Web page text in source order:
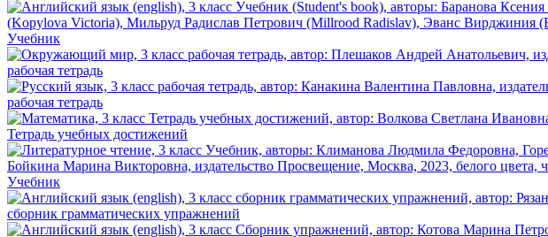
Учебник
рабочая тетрадь
рабочая тетрадь
Тетрадь учебных достижений
Учебник
сборник грамматических упражнений